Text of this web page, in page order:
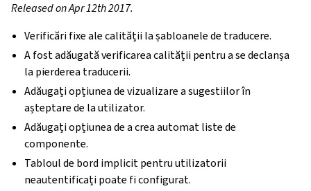
Released on Apr 12th 2017.
Verificări fixe ale calității la șabloanele de traducere.
A fost adăugată verificarea calității pentru a se declanșa
la pierderea traducerii.
Adăugați opțiunea de vizualizare a sugestiilor în
așteptare de la utilizator.
Adăugați opțiunea de a crea automat liste de
componente.
Tabloul de bord implicit pentru utilizatorii
neautentificați poate fi configurat.